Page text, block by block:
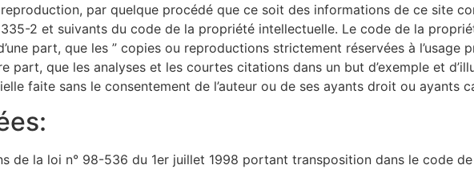
par quelque procédé que ce soit des informations de ce site
2 et suivants du code de la propriété intellectuelle. Le code de la
part, que les ” copies ou reproductions strictement réservées à
part, que les analyses et les courtes citations dans un but d’exemple et
faite sans le consentement de l’auteur ou de ses ayants droit ou ayants
de la loi n° 98-536 du 1er juillet 1998 portant transposition dans le code